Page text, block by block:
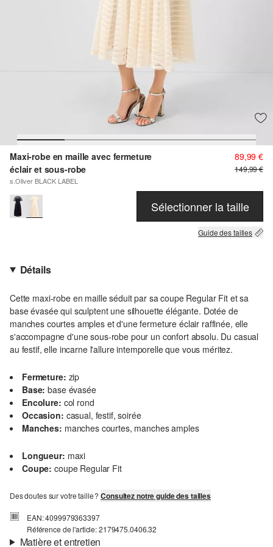
Maxi-robe en maille avec fermeture
éclair et sous-robe
s.Oliver BLACK LABEL
89,99 €
149,99 €
Sélectionner la taille
Guide des tailles
Détails
Cette maxi-robe en maille séduit par sa coupe Regular Fit et sa
base évasée qui sculptent une silhouette élégante. Dotée de
manches courtes amples et d'une fermeture éclair raffinée, elle
s'accompagne d'une sous-robe pour un confort absolu. Du casual
au festif, elle incarne l'allure intemporelle que vous méritez.
Fermeture: zip
Base: base évasée
Encolure: col rond
Occasion: casual, festif, soirée
Manches: manches courtes, manches amples
Longueur: maxi
Coupe: coupe Regular Fit
Des doutes sur votre taille ?Consultez notre guide des tailles
EAN: 4099979363397
Référence de l'article: 2179475.0406.32
Matière et entretien